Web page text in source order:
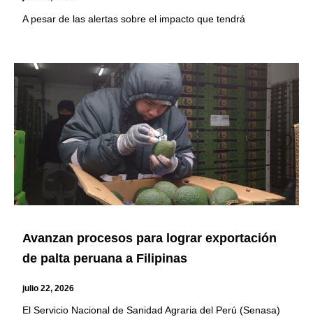
A pesar de las alertas sobre el impacto que tendrá
Avanzan procesos para lograr exportación
de palta peruana a Filipinas
julio 22, 2026
El Servicio Nacional de Sanidad Agraria del Perú (Senasa)